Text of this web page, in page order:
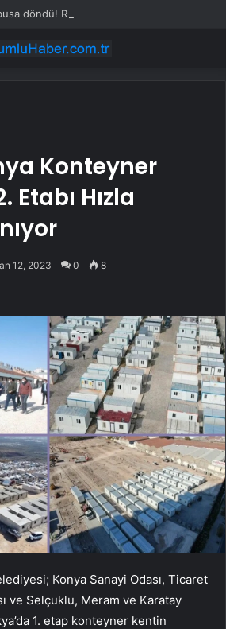
Konteyner
Etabı Hızla
12, 2023 0 8
Konya Sanayi Odası, Ticaret
ve Selçuklu, Meram ve Karatay
1. etap konteyner kentin